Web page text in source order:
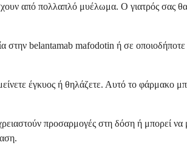
από πολλαπλό μυέλωμα. Ο γιατρός σας
belantamab mafodotin ή σε
έγκυος ή θηλάζετε. Αυτό το
προσαρμογές στη δόση ή μπορεί να